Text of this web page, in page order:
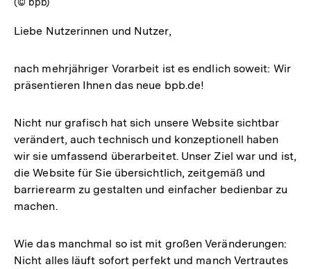
Liebe Nutzerinnen und Nutzer,
nach mehrjähriger Vorarbeit ist es endlich soweit: Wir
präsentieren Ihnen das neue bpb.de!
Nicht nur grafisch hat sich unsere Website sichtbar
verändert, auch technisch und konzeptionell haben
wir sie umfassend überarbeitet. Unser Ziel war und ist,
die Website für Sie übersichtlich, zeitgemäß und
barrierearm zu gestalten und einfacher bedienbar zu
machen.
Wie das manchmal so ist mit großen Veränderungen:
Nicht alles läuft sofort perfekt und manch Vertrautes